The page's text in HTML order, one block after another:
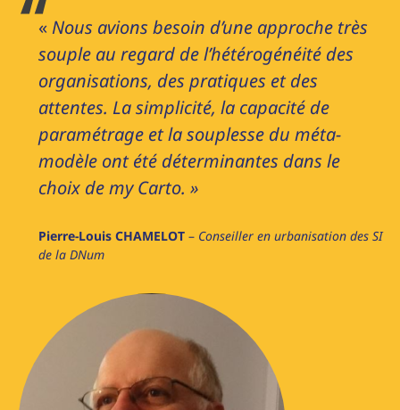
« Nous avions besoin d’une approche très
souple au regard de l’hétérogénéité des
organisations, des pratiques et des
attentes. La simplicité, la capacité de
paramétrage et la souplesse du méta-
modèle ont été déterminantes dans le
choix de my Carto. »
Pierre-Louis CHAMELOT – Conseiller en urbanisation des SI
de la DNum